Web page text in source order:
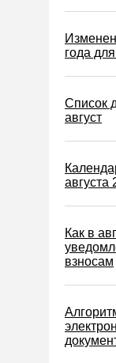
года
Список
август
августа
Как в
взносам